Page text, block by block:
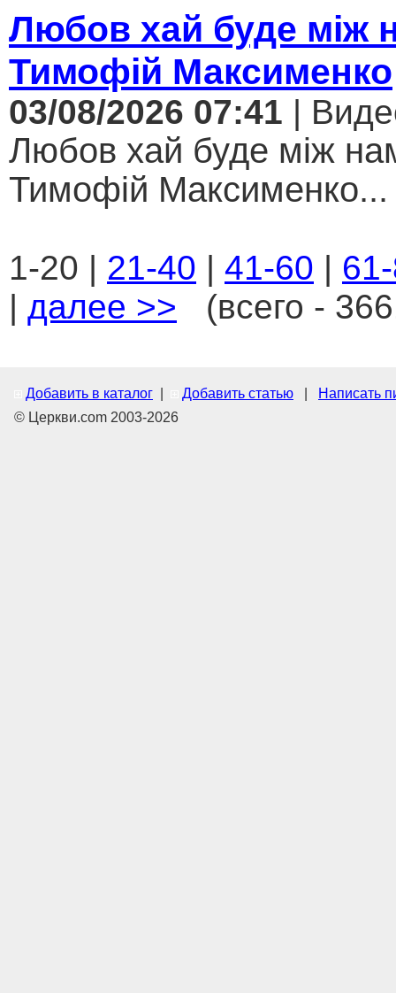
Любов хай буде між
Тимофій Максименко
03/08/2026 07:41 |
Любов хай буде між
Тимофій Максименко...
1-20 | 21-40 | 41-60 |
| далее >> (всего -
Добавить в каталог Добавить статью
Написать
© Церкви.com 2003-2026